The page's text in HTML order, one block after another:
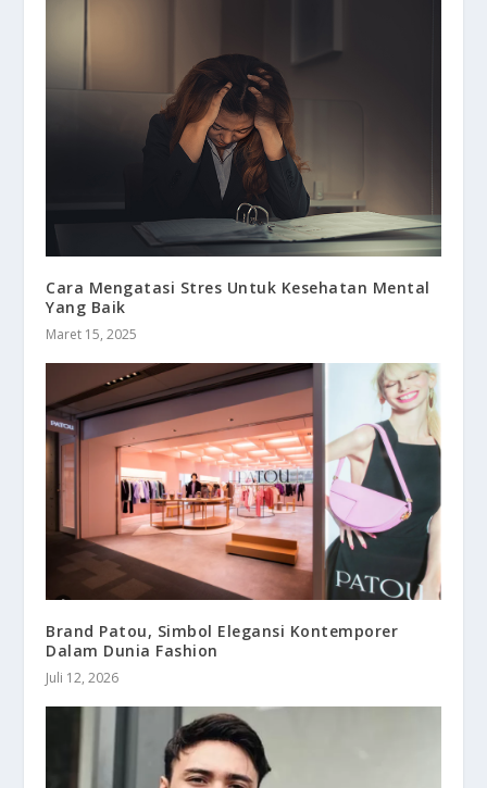
Cara Mengatasi Stres Untuk Kesehatan Mental
Yang Baik
Maret 15, 2025
Brand Patou, Simbol Elegansi Kontemporer
Dalam Dunia Fashion
Juli 12, 2026